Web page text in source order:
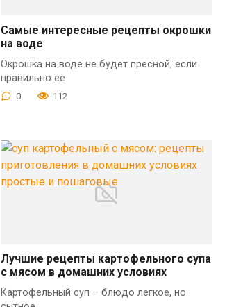
Самые интересные рецепты окрошки
на воде
Окрошка на воде не будет пресной, если
правильно ее
0 112
Лучшие рецепты картофельного супа
с мясом в домашних условиях
Картофельный суп – блюдо легкое, но